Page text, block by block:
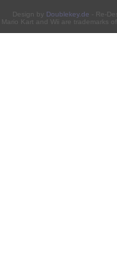
Design by Doublekey.de - Re-
Mario Kart and Wii are trademarks